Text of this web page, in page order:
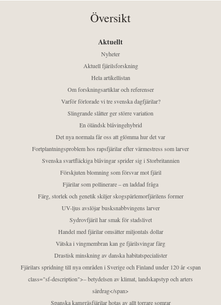
Översikt
Aktuellt
Nyheter
Aktuell fjärilsforskning
Hela artikellistan
Om forskningsartiklar och referenser
Varför förlorade vi tre svenska dagfjärilar?
Slingrande slåtter ger större variation
En öländsk blåvingehybrid
Det nya normala får oss att glömma hur det var
Fortplantningsproblem hos rapsfjärilar efter värmestress som larver
Svenska svartfläckiga blåvingar sprider sig i Storbritannien
Förskjuten blomning som försvar mot fjäril
Fjärilar som pollinerare – en laddad fråga
Färg, storlek och genetik skiljer skogspärlemorfjärilens former
UV-ljus avslöjar busksnabbvingens larver
Sydrovfjäril har smak för stadslivet
Handel med fjärilar omsätter miljontals dollar
Vätska i vingmembran kan ge fjärilsvingar färg
Drastisk minskning av danska habitatspecialister
Fjärilars spridning till nya områden i Sverige och Finland under 120 år <span
class="sf-description">– betydelsen av klimat, landskapstyp och arters
särdrag</span>
Spanska kamgräsfjärilar hotas av allt torrare somrar